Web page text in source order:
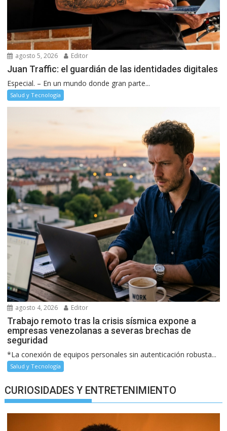
agosto 5, 2026 Editor
Juan Traffic: el guardián de las identidades digitales
Especial. – En un mundo donde gran parte...
Salud y Tecnología
agosto 4, 2026 Editor
Trabajo remoto tras la crisis sísmica expone a
empresas venezolanas a severas brechas de
seguridad
*La conexión de equipos personales sin autenticación robusta...
Salud y Tecnología
CURIOSIDADES Y ENTRETENIMIENTO